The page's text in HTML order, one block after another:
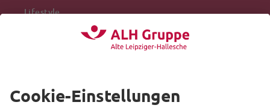
Lifestyle
Recht